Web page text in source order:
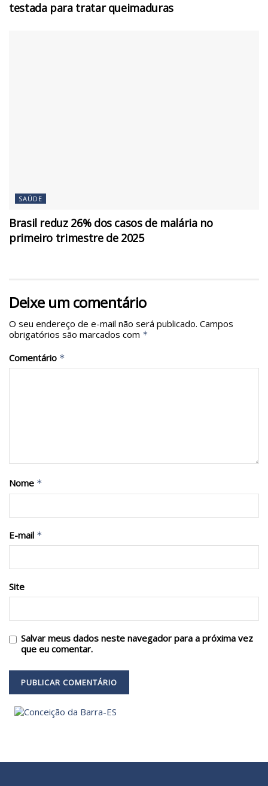
testada para tratar queimaduras
SAÚDE
Brasil reduz 26% dos casos de malária no
primeiro trimestre de 2025
Deixe um comentário
O seu endereço de e-mail não será publicado. Campos
obrigatórios são marcados com *
Comentário *
Nome *
E-mail *
Site
Salvar meus dados neste navegador para a próxima vez
que eu comentar.